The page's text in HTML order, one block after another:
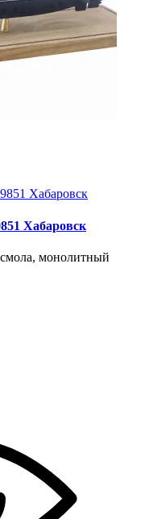
Хабаровск
монолитный